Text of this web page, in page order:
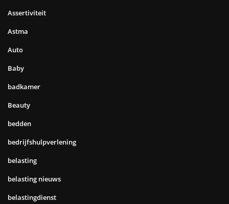
Assertiviteit
Astma
Auto
Baby
badkamer
Beauty
bedden
bedrijfshulpverlening
belasting
belasting nieuws
belastingdienst